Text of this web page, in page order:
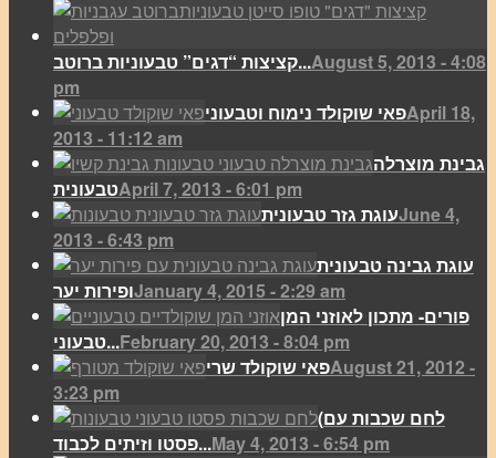
קציצות “דגים” טבעוניות ברוטב...August 5, 2013 - 4:08
pm
פאי שוקולד נימוח וטבעוניApril 18,
2013 - 11:12 am
גבינת מוצרלה
טבעוניתApril 7, 2013 - 6:01 pm
עוגת גזר טבעוניתJune 4,
2013 - 6:43 pm
עוגת גבינה טבעונית
ופירות יערJanuary 4, 2015 - 2:29 am
פורים- מתכון לאוזני המן
טבעוני...February 20, 2013 - 8:04 pm
פאי שוקולד שריAugust 21, 2012 -
3:23 pm
(לחם שכבות עם
פסטו וזיתים לכבוד...May 4, 2013 - 6:54 pm